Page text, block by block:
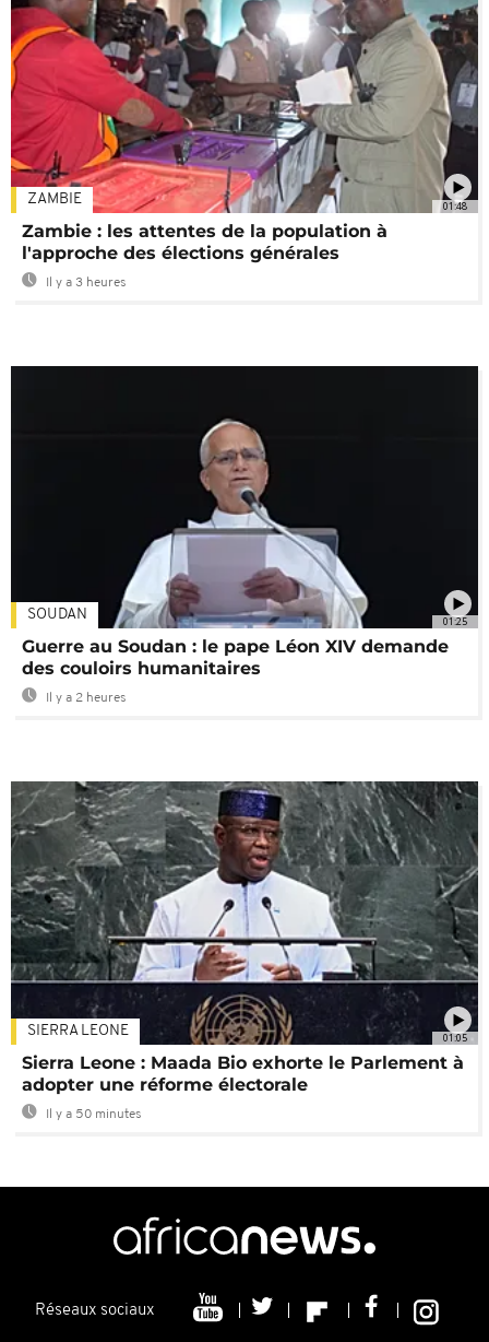
01:48
ZAMBIE
Zambie : les attentes de la population à
l'approche des élections générales
Il y a 3 heures
01:25
SOUDAN
Guerre au Soudan : le pape Léon XIV demande
des couloirs humanitaires
Il y a 2 heures
01:05
SIERRA LEONE
Sierra Leone : Maada Bio exhorte le Parlement à
adopter une réforme électorale
Il y a 50 minutes
Réseaux sociaux